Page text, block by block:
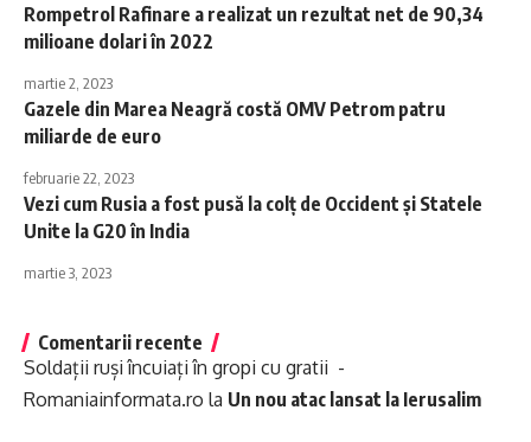
Rompetrol Rafinare a realizat un rezultat net de 90,34
milioane dolari în 2022
martie 2, 2023
Gazele din Marea Neagră costă OMV Petrom patru
miliarde de euro
februarie 22, 2023
Vezi cum Rusia a fost pusă la colț de Occident și Statele
Unite la G20 în India
martie 3, 2023
Comentarii recente
Soldații ruși încuiați în gropi cu gratii -
Romaniainformata.ro la Un nou atac lansat la Ierusalim